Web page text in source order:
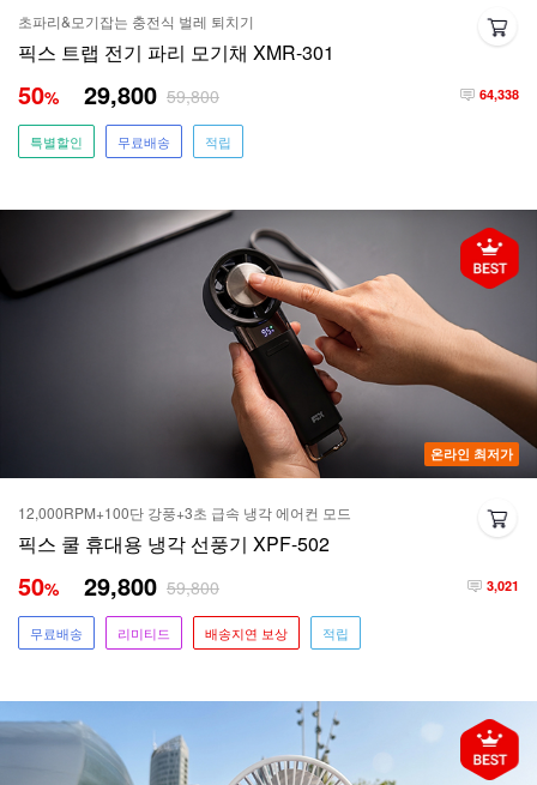
초파리&모기잡는 충전식 벌레 퇴치기
픽스 트랩 전기 파리 모기채 XMR-301
64,338
50% 29,800 59,800
특별할인 무료배송 적립
온라인 최저가
12,000RPM+100단 강풍+3초 급속 냉각 에어컨 모드
픽스 쿨 휴대용 냉각 선풍기 XPF-502
3,021
50% 29,800 59,800
무료배송 리미티드 배송지연 보상 적립